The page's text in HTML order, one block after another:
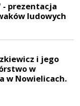
- prezentacja
ludowych
i jego
w
w Nowielicach.